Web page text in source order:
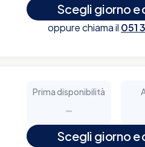
Scegli giorno e
oppure chiama il 051
Prima disponibilità
-
Scegli giorno e